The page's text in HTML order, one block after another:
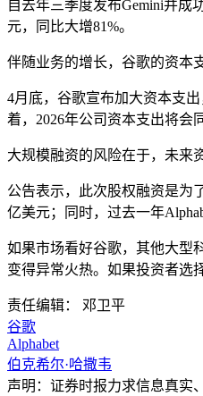
自去年三季度发布Gemini并成
元，同比大增81%。
伴随业务的增长，谷歌的资本
4月底，谷歌宣布加大资本支
着，2026年公司资本支出将会
大规模融资的风险在于，未来
公告表示，此次股权融资是为
亿美元；同时，过去一年
如果市场看好谷歌，其他大型
变得异常火热。如果投资者选
责任编辑： 邓卫平
谷歌
Alphabet
伯克希尔·哈撒韦
声明：证券时报力求信息真实